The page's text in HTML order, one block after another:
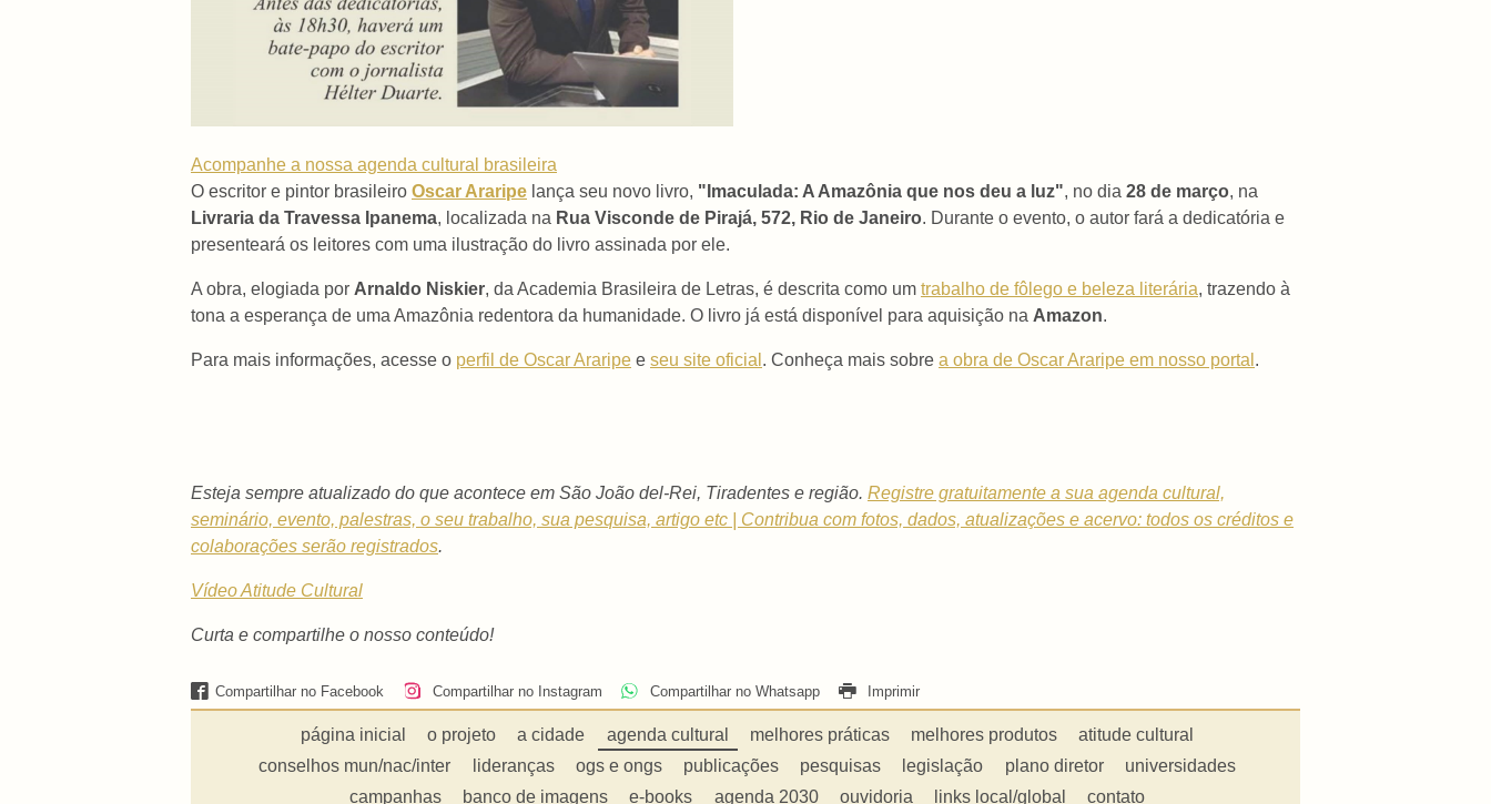
Acompanhe a nossa agenda cultural brasileira
O escritor e pintor brasileiro Oscar Araripe lança seu novo livro, "Imaculada: A Amazônia que nos deu a luz", no dia 28 de março, na
Livraria da Travessa Ipanema, localizada na Rua Visconde de Pirajá, 572, Rio de Janeiro. Durante o evento, o autor fará a dedicatória e
presenteará os leitores com uma ilustração do livro assinada por ele.
A obra, elogiada por Arnaldo Niskier, da Academia Brasileira de Letras, é descrita como um trabalho de fôlego e beleza literária, trazendo à
tona a esperança de uma Amazônia redentora da humanidade. O livro já está disponível para aquisição na Amazon.
Para mais informações, acesse o perfil de Oscar Araripe e seu site oficial . Conheça mais sobre a obra de Oscar Araripe em nosso portal .
Esteja sempre atualizado do que acontece em São João del-Rei, Tiradentes e região. Registre gratuitamente a sua agenda cultural,
seminário, evento, palestras, o seu trabalho, sua pesquisa, artigo etc | Contribua com fotos, dados, atualizações e acervo: todos os créditos e
colaborações serão registrados.
Vídeo Atitude Cultural
Curta e compartilhe o nosso conteúdo!
Compartilhar no Facebook Compartilhar no Instagram Compartilhar no Whatsapp Imprimir
página inicial o projeto a cidade agenda cultural melhores práticas melhores produtos
atitude cultural
conselhos mun/nac/inter
lideranças ogs e ongs publicações pesquisas legislação plano diretor
universidades
campanhas
banco de imagens e-books agenda 2030 ouvidoria links local/global contato